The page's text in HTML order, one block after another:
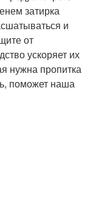
затирка
и
от
ускоряет их
нужна пропитка
поможет наша